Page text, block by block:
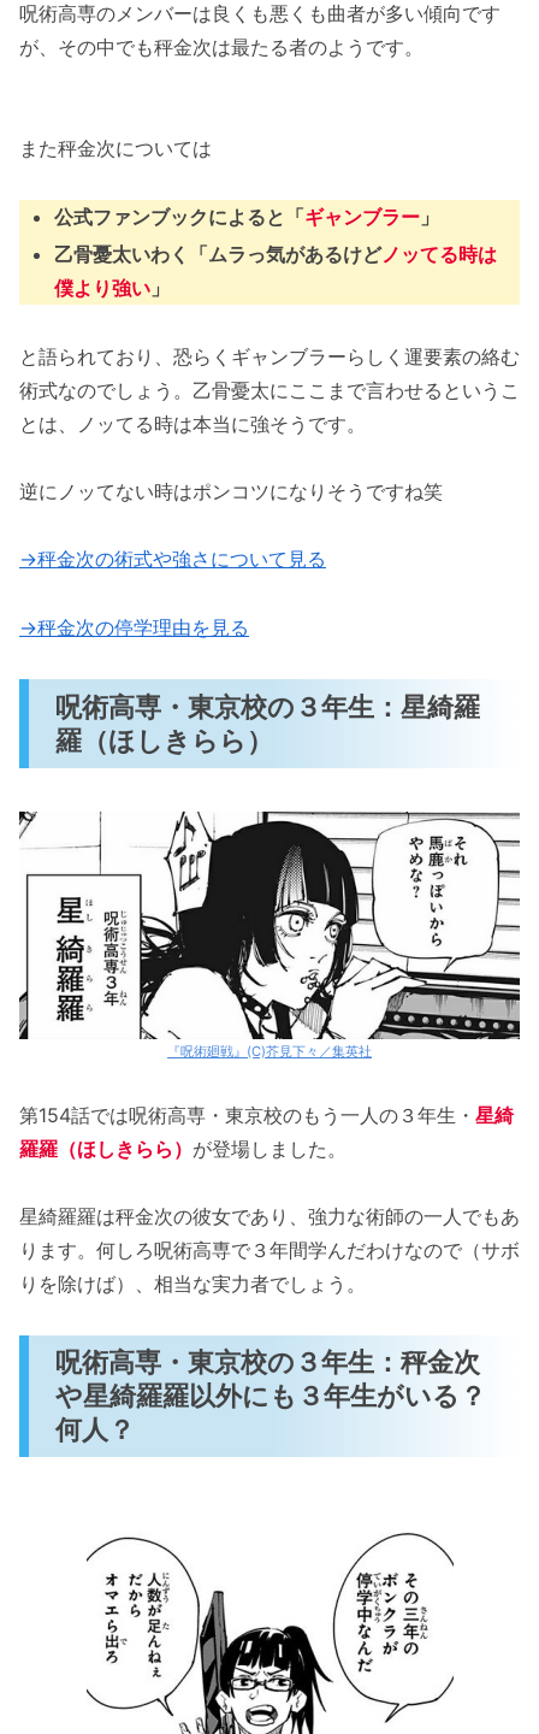
呪術高専のメンバーは良くも悪くも曲者が多い傾向です
が、その中でも秤金次は最たる者のようです。
また秤金次については
公式ファンブックによると「ギャンブラー 」
乙骨憂太いわく「ムラっ気があるけどノッてる時は
僕より強い 」
と語られており、恐らくギャンブラーらしく運要素の絡む
術式なのでしょう。乙骨憂太にここまで言わせるというこ
とは、ノッてる時は本当に強そうです。
逆にノッてない時はポンコツになりそうですね笑
→秤金次の術式や強さについて見る
→秤金次の停学理由を見る
呪術高専・東京校の３年生：星綺羅
羅（ほしきらら）
『呪術廻戦』(C)芥見下々／集英社
第154話では呪術高専・東京校のもう一人の３年生・ 星綺
羅羅（ほしきらら） が登場しました。
星綺羅羅は秤金次の彼女であり、強力な術師の一人でもあ
ります。何しろ呪術高専で３年間学んだわけなので（サボ
りを除けば）、相当な実力者でしょう。
呪術高専・東京校の３年生：秤金次
や星綺羅羅以外にも３年生がいる？
何人？